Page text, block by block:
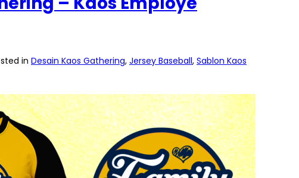
in Desain Kaos Gathering, Jersey Baseball, Sablon Kaos